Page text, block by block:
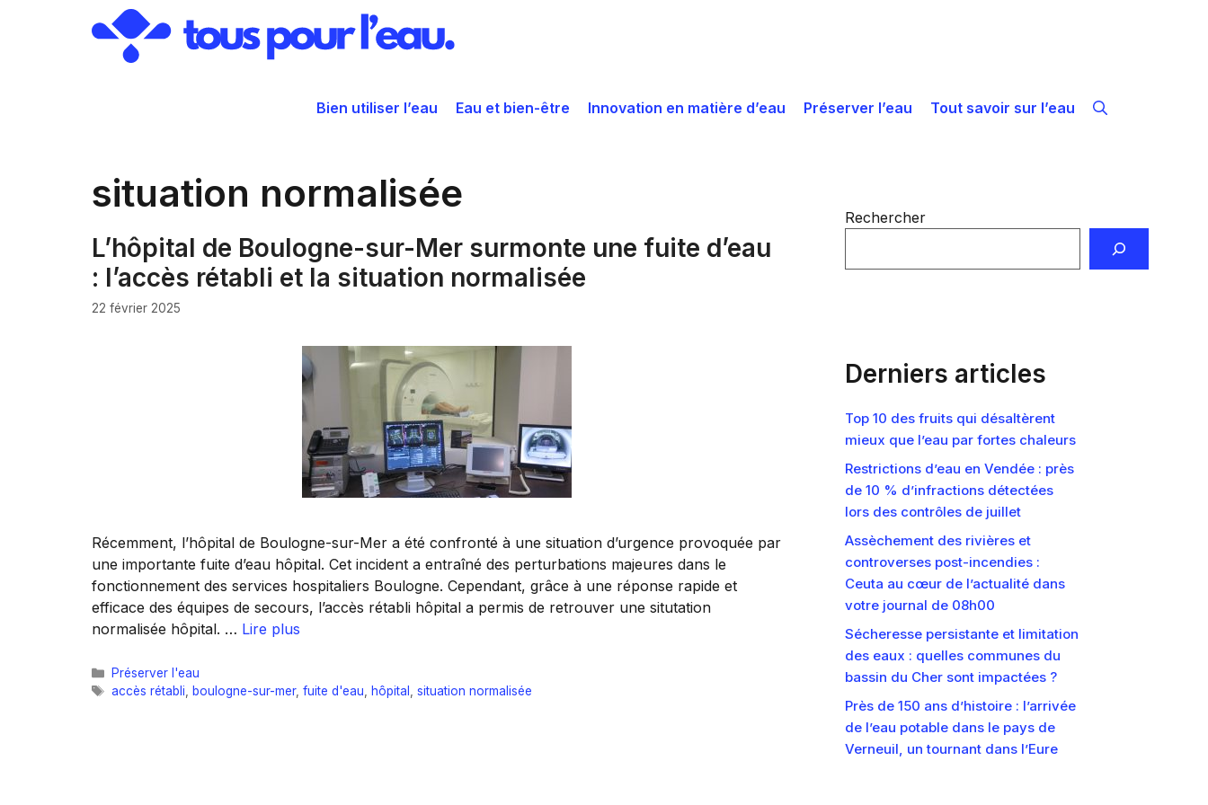
Bien utiliser l’eau Eau et bien-être Innovation en matière d’eau Préserver l’eau Tout savoir sur l’eau
situation normalisée
L’hôpital de Boulogne-sur-Mer surmonte une fuite d’eau
: l’accès rétabli et la situation normalisée
22 février 2025
Récemment, l’hôpital de Boulogne-sur-Mer a été confronté à une situation d’urgence provoquée par
une importante fuite d’eau hôpital. Cet incident a entraîné des perturbations majeures dans le
fonctionnement des services hospitaliers Boulogne. Cependant, grâce à une réponse rapide et
efficace des équipes de secours, l’accès rétabli hôpital a permis de retrouver une situtation
normalisée hôpital. … Lire plus
Catégories
Préserver l'eau
Étiquettes
accès rétabli boulogne-sur-mer, fuite d'eau hôpital situation normalisée
Rechercher
Derniers articles
Top 10 des fruits qui désaltèrent
mieux que l’eau par fortes chaleurs
Restrictions d’eau en Vendée : près
de 10 % d’infractions détectées
lors des contrôles de juillet
Assèchement des rivières et
controverses post-incendies :
Ceuta au cœur de l’actualité dans
votre journal de 08h00
Sécheresse persistante et limitation
des eaux : quelles communes du
bassin du Cher sont impactées ?
Près de 150 ans d’histoire : l’arrivée
de l’eau potable dans le pays de
Verneuil, un tournant dans l’Eure